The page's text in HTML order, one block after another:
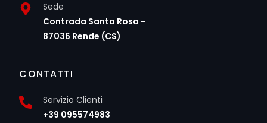
Sede
Contrada Santa Rosa -
87036 Rende (CS)
CONTATTI
Servizio Clienti
+39 095574983